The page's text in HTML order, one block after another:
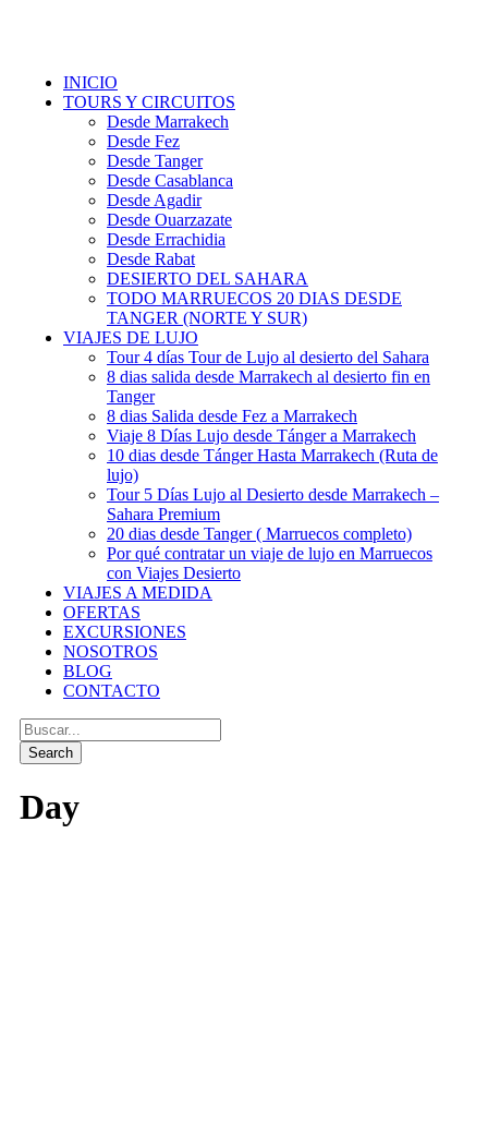
INICIO
TOURS Y CIRCUITOS
Desde Marrakech
Desde Fez
Desde Tanger
Desde Casablanca
Desde Agadir
Desde Ouarzazate
Desde Errachidia
Desde Rabat
DESIERTO DEL SAHARA
TODO MARRUECOS 20 DIAS DESDE
TANGER (NORTE Y SUR)
VIAJES DE LUJO
Tour 4 días Tour de Lujo al desierto del Sahara
8 dias salida desde Marrakech al desierto fin en
Tanger
8 dias Salida desde Fez a Marrakech
Viaje 8 Días Lujo desde Tánger a Marrakech
10 dias desde Tánger Hasta Marrakech (Ruta de
lujo)
Tour 5 Días Lujo al Desierto desde Marrakech –
Sahara Premium
20 dias desde Tanger ( Marruecos completo)
Por qué contratar un viaje de lujo en Marruecos
con Viajes Desierto
VIAJES A MEDIDA
OFERTAS
EXCURSIONES
NOSOTROS
BLOG
CONTACTO
Day